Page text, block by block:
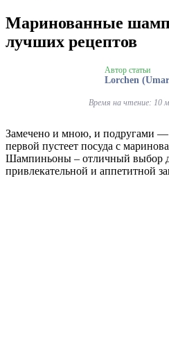
Маринованные
лучших рецептов
Автор статьи
Lorchen
Время на чтение: 10
Замечено и мною, и подругами —
первой пустеет посуда с
Шампиньоны – отличный выбор
привлекательной и аппетитной